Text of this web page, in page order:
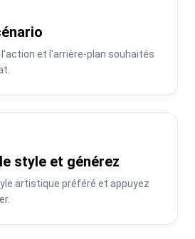
et l'arrière-plan souhaités
style et générez
artistique préféré et appuyez